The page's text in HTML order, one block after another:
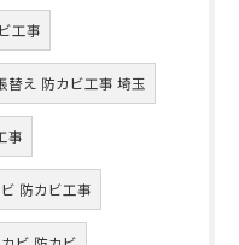
工事
替え 防カビ工事 埼玉
事
防カビ工事